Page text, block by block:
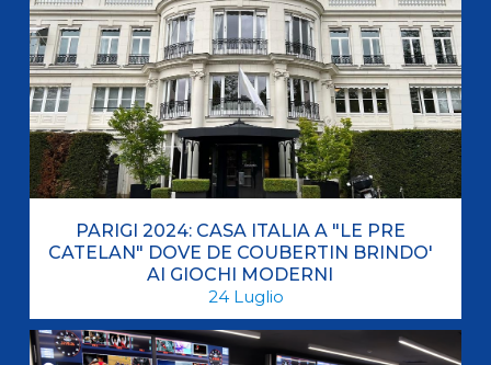
PARIGI 2024: CASA ITALIA A "LE PRE
CATELAN" DOVE DE COUBERTIN BRINDO'
AI GIOCHI MODERNI
24 Luglio